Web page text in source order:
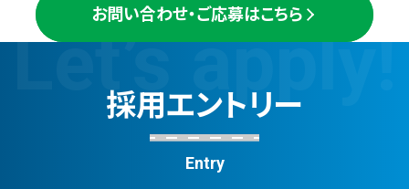
お問い合わせ・ご応募はこちら
採用エントリー
Entry
Let’s apply!